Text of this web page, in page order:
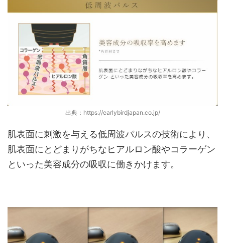
出典：https://earlybirdjapan.co.jp/
肌表面に刺激を与える低周波パルスの技術により、
肌表面にとどまりがちなヒアルロン酸やコラーゲン
といった美容成分の吸収に働きかけます。